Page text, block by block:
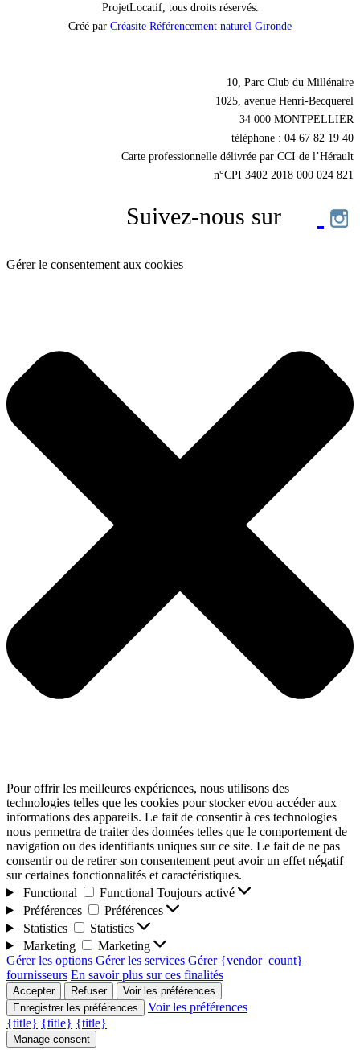
ProjetLocatif, tous droits réservés.
Créé par Créasite Référencement naturel Gironde
10, Parc Club du Millénaire
1025, avenue Henri-Becquerel
34 000 MONTPELLIER
téléphone : 04 67 82 19 40
Carte professionnelle délivrée par CCI de l’Hérault
n°CPI 3402 2018 000 024 821
Suivez-nous sur
Gérer le consentement aux cookies
Pour offrir les meilleures expériences, nous utilisons des
technologies telles que les cookies pour stocker et/ou accéder aux
informations des appareils. Le fait de consentir à ces technologies
nous permettra de traiter des données telles que le comportement de
navigation ou des identifiants uniques sur ce site. Le fait de ne pas
consentir ou de retirer son consentement peut avoir un effet négatif
sur certaines fonctionnalités et caractéristiques.
Functional
Functional Toujours activé
Préférences
Préférences
Statistics
Statistics
Marketing
Marketing
Gérer les options Gérer les services Gérer {vendor_count}
fournisseurs En savoir plus sur ces finalités
Accepter Refuser
Voir les préférences
Enregistrer les préférences
Voir les préférences
{title} {title} {title}
Manage consent